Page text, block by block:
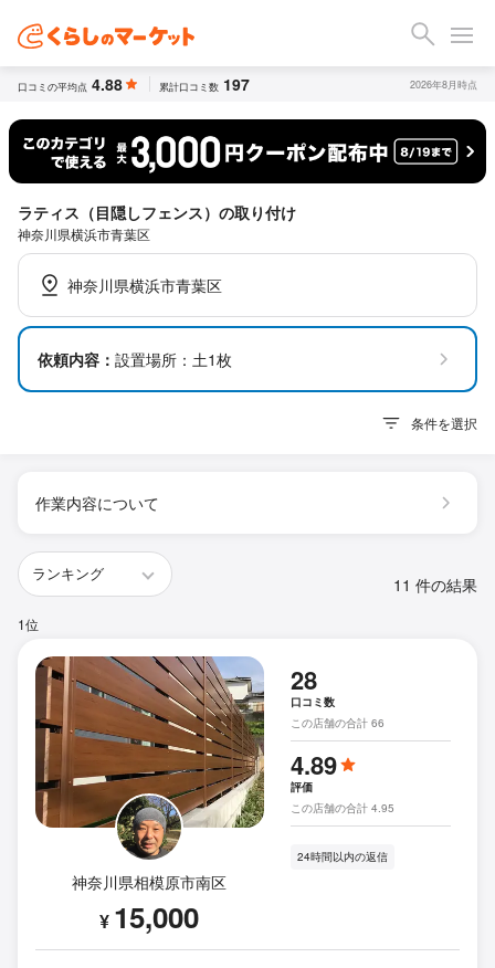
口コミの平均点 4.88 累計口コミ数 197 2026年8月時点
ラティス（目隠しフェンス）の取り付け
神奈川県横浜市青葉区
神奈川県横浜市青葉区
依頼内容： 設置場所：土1枚
条件を選択
作業内容について
11 件の結果
1位
神奈川県相模原市南区
¥ 15,000
28
口コミ数
この店舗の合計 66
4.89
評価
この店舗の合計 4.95
24時間以内の返信